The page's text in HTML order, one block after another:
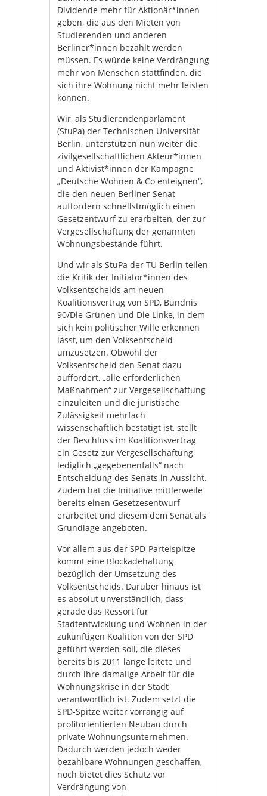
Dividende mehr für Aktionär*innen
geben, die aus den Mieten von
Studierenden und anderen
Berliner*innen bezahlt werden
müssen. Es würde keine Verdrängung
mehr von Menschen stattfinden, die
sich ihre Wohnung nicht mehr leisten
können.
Wir, als Studierendenparlament
(StuPa) der Technischen Universität
Berlin, unterstützen nun weiter die
zivilgesellschaftlichen Akteur*innen
und Aktivist*innen der Kampagne
„Deutsche Wohnen & Co enteignen“,
die den neuen Berliner Senat
auffordern schnellstmöglich einen
Gesetzentwurf zu erarbeiten, der zur
Vergesellschaftung der genannten
Wohnungsbestände führt.
Und wir als StuPa der TU Berlin teilen
die Kritik der Initiator*innen des
Volksentscheids am neuen
Koalitionsvertrag von SPD, Bündnis
90/Die Grünen und Die Linke, in dem
sich kein politischer Wille erkennen
lässt, um den Volksentscheid
umzusetzen. Obwohl der
Volksentscheid den Senat dazu
auffordert, „alle erforderlichen
Maßnahmen“ zur Vergesellschaftung
einzuleiten und die juristische
Zulässigkeit mehrfach
wissenschaftlich bestätigt ist, stellt
der Beschluss im Koalitionsvertrag
ein Gesetz zur Vergesellschaftung
lediglich „gegebenenfalls“ nach
Entscheidung des Senats in Aussicht.
Zudem hat die Initiative mittlerweile
bereits einen Gesetzesentwurf
erarbeitet und diesem dem Senat als
Grundlage angeboten.
Vor allem aus der SPD-Parteispitze
kommt eine Blockadehaltung
bezüglich der Umsetzung des
Volksentscheids. Darüber hinaus ist
es absolut unverständlich, dass
gerade das Ressort für
Stadtentwicklung und Wohnen in der
zukünftigen Koalition von der SPD
geführt werden soll, die dieses
bereits bis 2011 lange leitete und
durch ihre damalige Arbeit für die
Wohnungskrise in der Stadt
verantwortlich ist. Zudem setzt die
SPD-Spitze weiter vorrangig auf
profitorientierten Neubau durch
private Wohnungsunternehmen.
Dadurch werden jedoch weder
bezahlbare Wohnungen geschaffen,
noch bietet dies Schutz vor
Verdrängung von